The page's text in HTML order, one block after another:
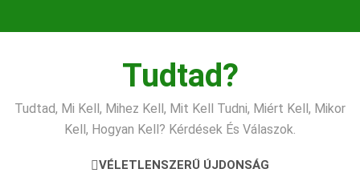
Tudtad?
Tudtad, Mi Kell, Mihez Kell, Mit Kell Tudni, Miért Kell, Mikor
Kell, Hogyan Kell? Kérdések És Válaszok.
VÉLETLENSZERŰ ÚJDONSÁG